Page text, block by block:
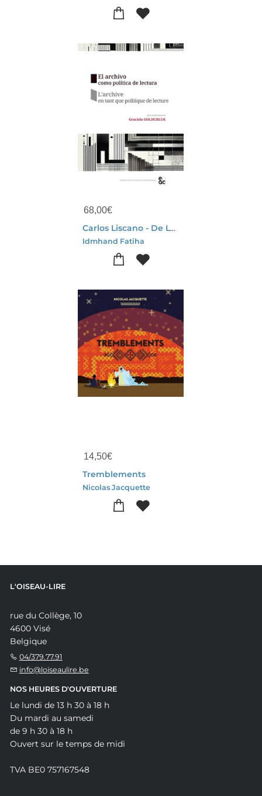
68,00€
Carlos Liscano - De La Contrainte A Loeuvre
Idmhand Fatiha
14,50€
Tremblements
Nicolas Jacquette
L'OISEAU-LIRE
rue du Collège, 10
4600 Visé
Belgique
04/379.77.91
info@loiseaulire.be
NOS HEURES D'OUVERTURE
Le lundi de 13 h 30 à 18 h
Du mardi au samedi
de 9 h 30 à 18 h
Ouvert sur le temps de midi
TVA BE0 757167548